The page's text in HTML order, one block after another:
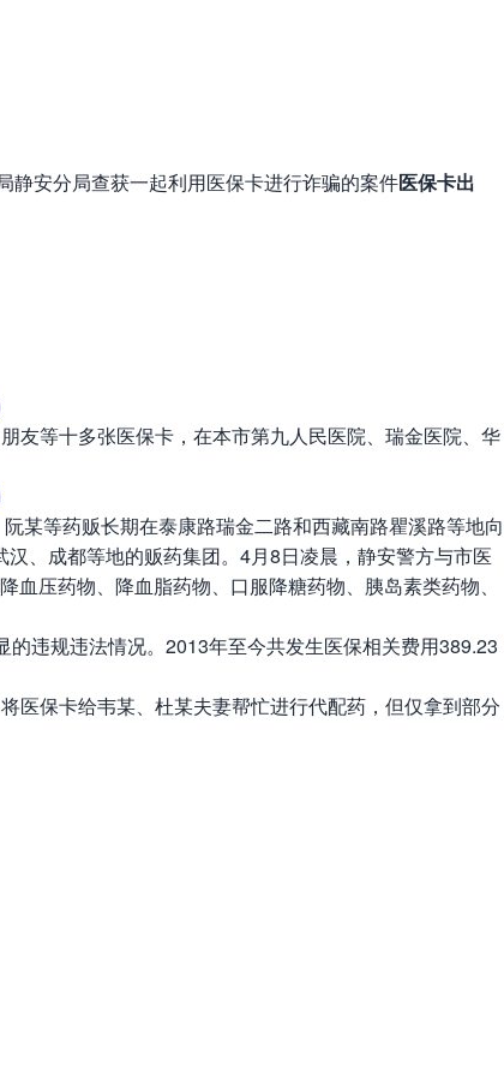
静安分局查获一起利用医保卡进行诈骗的案件医保卡出
等十多张医保卡，在本市第九人民医院、瑞金医院、华
等药贩长期在泰康路瑞金二路和西藏南路瞿溪路等地向
、成都等地的贩药集团。4月8日凌晨，静安警方与市医
压药物、降血脂药物、口服降糖药物、胰岛素类药物、
违规违法情况。2013年至今共发生医保相关费用389.23
保卡给韦某、杜某夫妻帮忙进行代配药，但仅拿到部分